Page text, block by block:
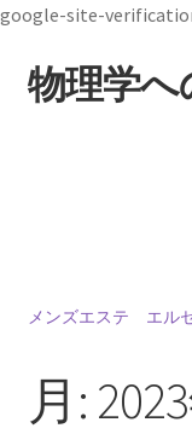
google-site-
ナ
ビ
ス
ッ
プ
コ
ン
ッ
物理学へ
【1928年7月
の常識
メンズエステ エル
月: